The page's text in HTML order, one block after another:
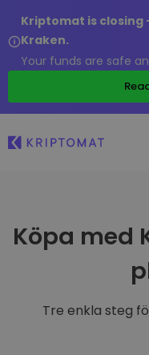
Kriptomat is
Kraken.
Your funds are safe
Köpa med
Tre enkla steg